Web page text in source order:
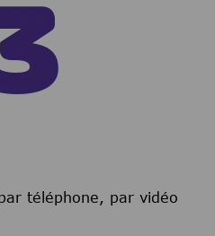
téléphone, par vidéo